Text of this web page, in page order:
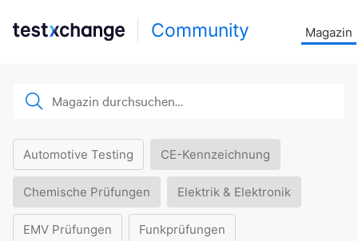
Community Magazin
Automotive Testing CE-Kennzeichnung
Chemische Prüfungen Elektrik & Elektronik
EMV Prüfungen Funkprüfungen